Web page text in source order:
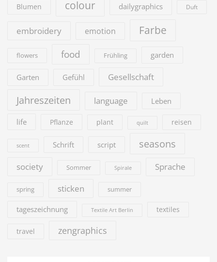
Blumen colour dailygraphics Duft
embroidery emotion Farbe
flowers food Frühling garden
Garten Gefühl Gesellschaft
Jahreszeiten language Leben
life Pflanze plant quilt reisen
scent Schrift script seasons
society Sommer Spirale Sprache
spring sticken summer
tageszeichnung Textile Art Berlin textiles
travel zengraphics